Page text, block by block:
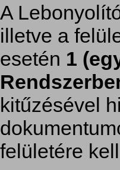
A
illetve a
esetén 1
kitűzésével
felületére